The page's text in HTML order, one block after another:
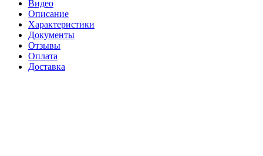
Видео
Описание
Характеристики
Документы
Отзывы
Оплата
Доставка